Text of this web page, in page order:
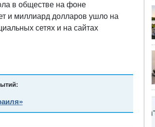
в обществе на фоне
и миллиард долларов ушло на
сетях и на сайтах